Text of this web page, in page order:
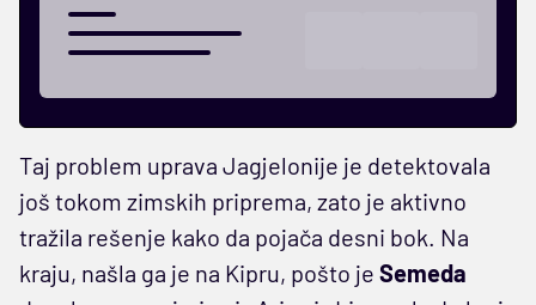
Taj problem uprava Jagjelonije je detektovala
još tokom zimskih priprema, zato je aktivno
tražila rešenje kako da pojača desni bok. Na
kraju, našla ga je na Kipru, pošto je Semeda